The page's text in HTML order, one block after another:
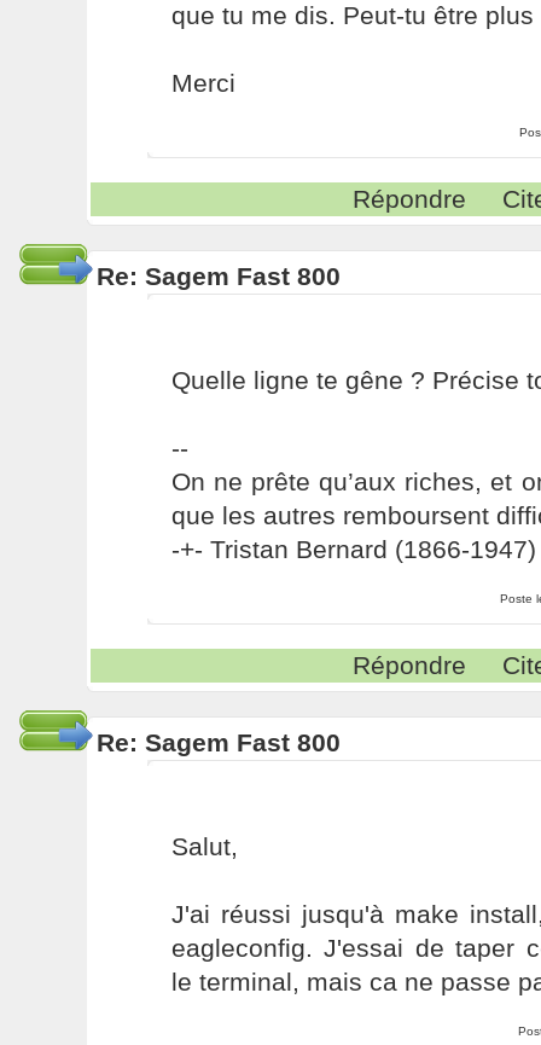
que tu me dis. Peut-tu être
Merci
Répondre
Re: Sagem Fast 800
Quelle ligne te gêne ? Précise
--
On ne prête qu’aux riches, et
que les autres remboursent
-+- Tristan Bernard (1866-1947)
Poste
Répondre
Re: Sagem Fast 800
Salut,
J'ai réussi jusqu'à make
eagleconfig. J'essai de taper
le terminal, mais ca ne passe